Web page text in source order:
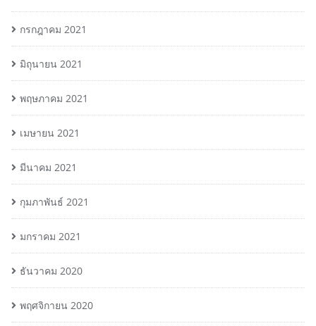
กรกฎาคม 2021
มิถุนายน 2021
พฤษภาคม 2021
เมษายน 2021
มีนาคม 2021
กุมภาพันธ์ 2021
มกราคม 2021
ธันวาคม 2020
พฤศจิกายน 2020